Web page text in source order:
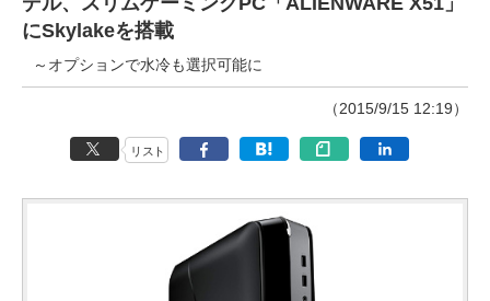
にSkylakeを搭載
～オプションで水冷も選択可能に
（2015/9/15 12:19）
リスト